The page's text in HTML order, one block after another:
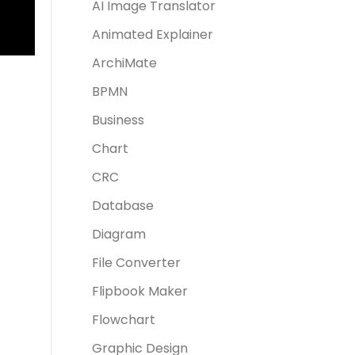
AI Image Translator
Animated Explainer
ArchiMate
BPMN
Business
Chart
CRC
Database
Diagram
File Converter
Flipbook Maker
Flowchart
Graphic Design